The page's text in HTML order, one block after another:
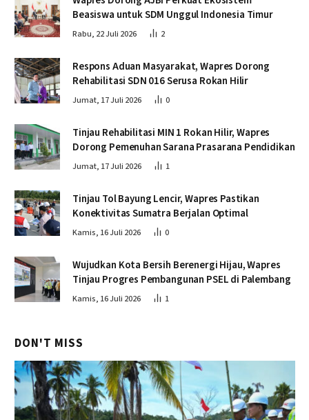
Beasiswa untuk SDM Unggul Indonesia Timur
Rabu, 22 Juli 2026 2
Respons Aduan Masyarakat, Wapres Dorong
Rehabilitasi SDN 016 Serusa Rokan Hilir
Jumat, 17 Juli 2026 0
Tinjau Rehabilitasi MIN 1 Rokan Hilir, Wapres
Dorong Pemenuhan Sarana Prasarana Pendidikan
Jumat, 17 Juli 2026 1
Tinjau Tol Bayung Lencir, Wapres Pastikan
Konektivitas Sumatra Berjalan Optimal
Kamis, 16 Juli 2026 0
Wujudkan Kota Bersih Berenergi Hijau, Wapres
Tinjau Progres Pembangunan PSEL di Palembang
Kamis, 16 Juli 2026 1
DON'T MISS